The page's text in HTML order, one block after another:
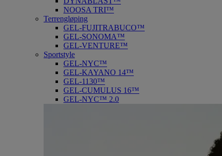
NOOSA TRI™
Terrengløping
GEL-FUJITRABUCO™
GEL-SONOMA™
GEL-VENTURE™
Sportstyle
GEL-NYC™
GEL-KAYANO 14™
GEL-1130™
GEL-CUMULUS 16™
GEL-NYC™ 2.0